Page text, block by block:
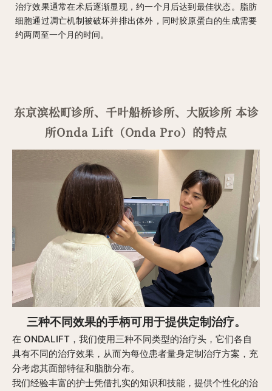
治疗效果通常在术后逐渐显现，约一个月后达到最佳状态。脂肪
细胞通过凋亡机制被破坏并排出体外，同时胶原蛋白的生成需要
约两周至一个月的时间。
东京滨松町诊所、千叶船桥诊所、大阪诊所 本诊
所Onda Lift（Onda Pro）的特点
三种不同效果的手柄可用于提供定制治疗。
在 ONDALIFT，我们使用三种不同类型的治疗头，它们各自
具有不同的治疗效果，从而为每位患者量身定制治疗方案，充
分考虑其面部特征和脂肪分布。
我们经验丰富的护士凭借扎实的知识和技能，提供个性化的治